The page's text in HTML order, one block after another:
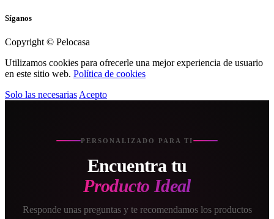
Síganos
Copyright © Pelocasa
Utilizamos cookies para ofrecerle una mejor experiencia de usuario
en este sitio web. Política de cookies
Solo las necesarias Acepto
PERSONALIZADO PARA TI
Encuentra tu
Producto Ideal
Responde unas preguntas y te recomendamos los productos